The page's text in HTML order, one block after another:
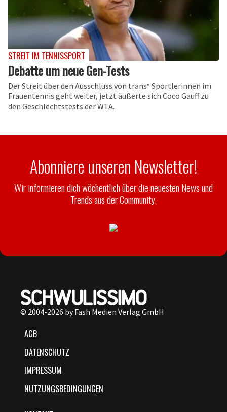
STREIT IM TENNISSPORT
Debatte um neue Gen-Tests
Der Streit über den Ausschluss von trans* Sportlerinnen im
Frauentennis geht weiter, jetzt äußerte sich Coco Gauff zu
den Geschlechtstests der WTA.
Abonniere unseren Newsletter!
Wir informieren dich wöchentlich über die neuesten News und
Trends aus der Community.
© 2004-2026 by Fash Medien Verlag GmbH
AGB
DATENSCHUTZ
IMPRESSUM
NUTZUNGSBEDINGUNGEN